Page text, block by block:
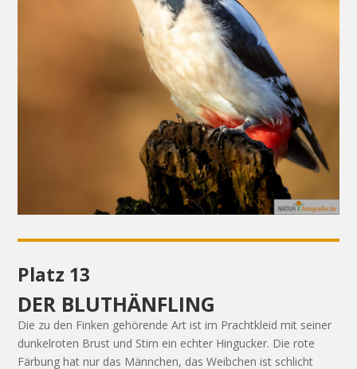
Platz 13
DER BLUTHÄNFLING
Die zu den Finken gehörende Art ist im Prachtkleid mit seiner
dunkelroten Brust und Stirn ein echter Hingucker. Die rote
Färbung hat nur das Männchen, das Weibchen ist schlicht